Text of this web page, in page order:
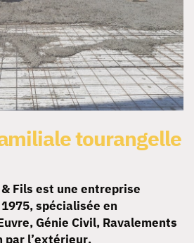
tourangelle
Fils est une entreprise
spécialisée en
Génie Civil, Ravalements
par l’extérieur.